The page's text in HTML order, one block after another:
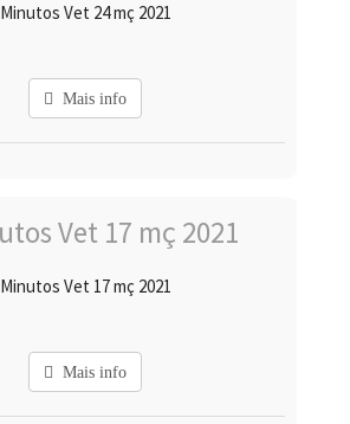
Minutos Vet 24 mç 2021
Mais info
Minutos Vet 17 mç 2021
Mais info